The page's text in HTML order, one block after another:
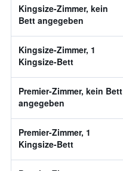
Kingsize-Zimmer, kein
Bett angegeben
Kingsize-Zimmer, 1
Kingsize-Bett
Premier-Zimmer, kein Bett
angegeben
Premier-Zimmer, 1
Kingsize-Bett